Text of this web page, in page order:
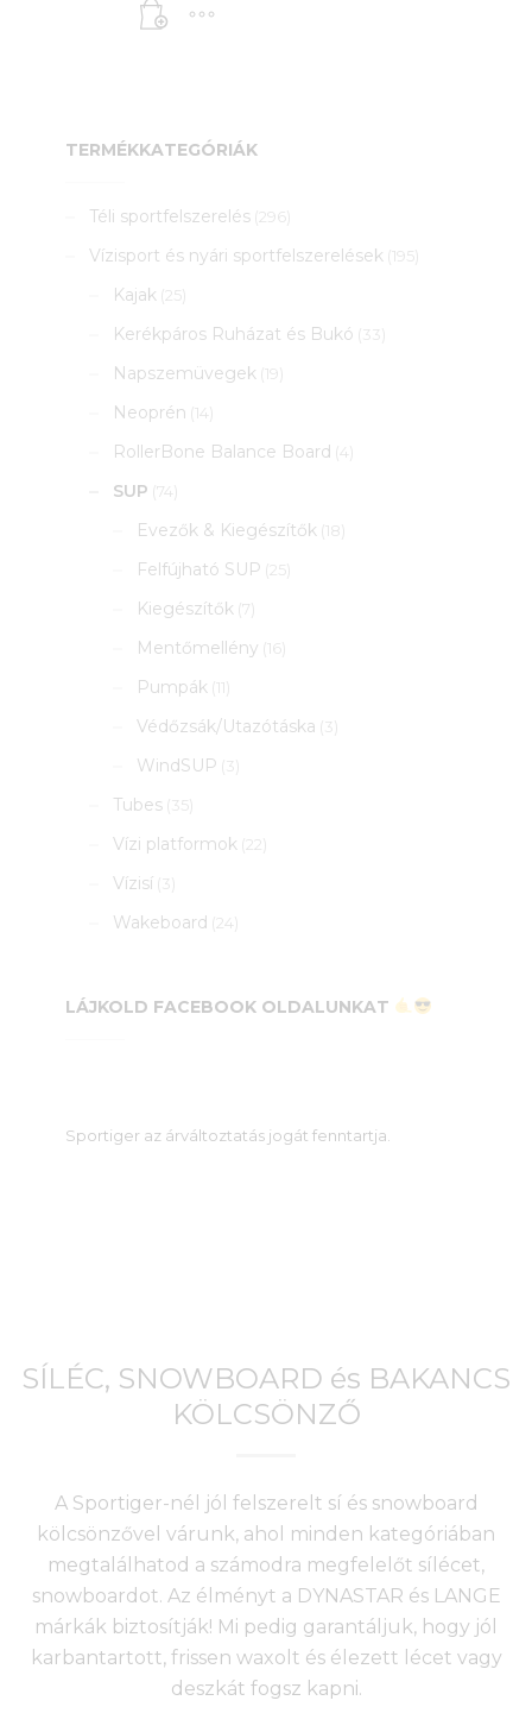
800 Ft.
TERMÉKKATEGÓRIÁK
Téli sportfelszerelés (296)
Vízisport és nyári sportfelszerelések (195)
Kajak (25)
Kerékpáros Ruházat és Bukó (33)
Napszemüvegek (19)
Neoprén (14)
RollerBone Balance Board (4)
SUP (74)
Evezők & Kiegészítők (18)
Felfújható SUP (25)
Kiegészítők (7)
Mentőmellény (16)
Pumpák (11)
Védőzsák/Utazótáska (3)
WindSUP (3)
Tubes (35)
Vízi platformok (22)
Vízisí (3)
Wakeboard (24)
LÁJKOLD FACEBOOK OLDALUNKAT
Sportiger az árváltoztatás jogát fenntartja.
SÍLÉC, SNOWBOARD és BAKANCS
KÖLCSÖNZŐ
A Sportiger-nél jól felszerelt sí és snowboard
kölcsönzővel várunk, ahol minden kategóriában
megtalálhatod a számodra megfelelőt sílécet,
snowboardot. Az élményt a DYNASTAR és LANGE
márkák biztosítják! Mi pedig garantáljuk, hogy jól
karbantartott, frissen waxolt és élezett lécet vagy
deszkát fogsz kapni.